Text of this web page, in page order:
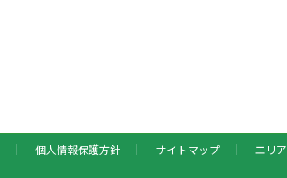
個人情報保護方針 サイトマップ エリア